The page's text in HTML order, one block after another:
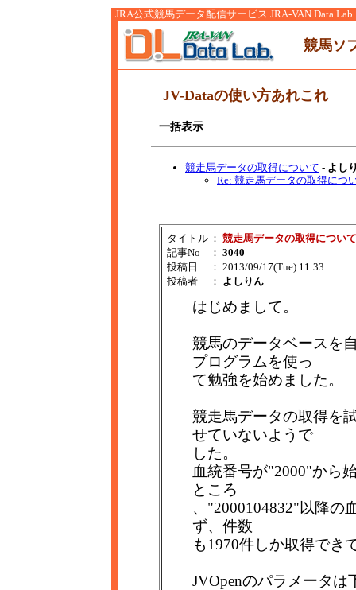
JRA公式競馬データ配信サービス JRA-VAN Data Lab.
競馬ソ
JV-Dataの使い方あれこれ
一括表示
競走馬データの取得について - よし
Re: 競走馬データの取得につ
タイトル ： 競走馬データの取得について
記事No
： 3040
投稿日
： 2013/09/17(Tue) 11:33
投稿者
： よしりん
はじめまして。
競馬のデータベースを
プログラムを使っ
て勉強を始めました。
競走馬データの取得を
せていないようで
した。
血統番号が"2000"から
ところ
、"2000104832"以降の
ず、件数
も1970件しか取得でき
JVOpenのパラメータ